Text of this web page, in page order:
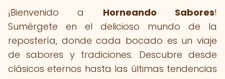
¡Bienvenido a Horneando Sabores!
Sumérgete en el delicioso mundo de la
repostería, donde cada bocado es un viaje
de sabores y tradiciones. Descubre desde
clásicos eternos hasta las últimas tendencias